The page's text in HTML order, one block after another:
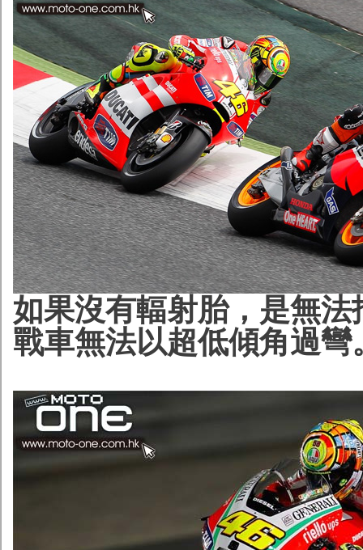
如果沒有輻射胎，是無
戰車無法以超低傾角過彎